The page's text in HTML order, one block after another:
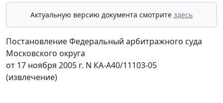
Актуальную версию документа смотрите здесь
Постановление Федеральный арбитражного суда
Московского округа
от 17 ноября 2005 г. N КА-А40/11103-05
(извлечение)